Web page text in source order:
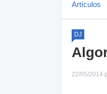
Artículos
DJ
22/05/2014